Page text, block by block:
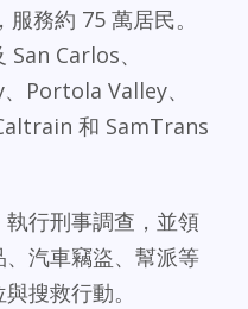
務約 75 萬居民。
Carlos、
Portola Valley、
和 SamTrans
行刑事調查，並領
汽車竊盜、幫派等
搜救行動。